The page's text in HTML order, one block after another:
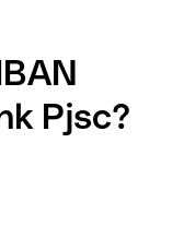
Pjsc?